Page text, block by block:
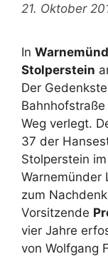
21. Oktober
In
Stolperstein
Der
Weg verlegt.
37 der
Stolperstein
Warnemünder
zum
Vorsitzende
vier Jahre
von Wolfgang